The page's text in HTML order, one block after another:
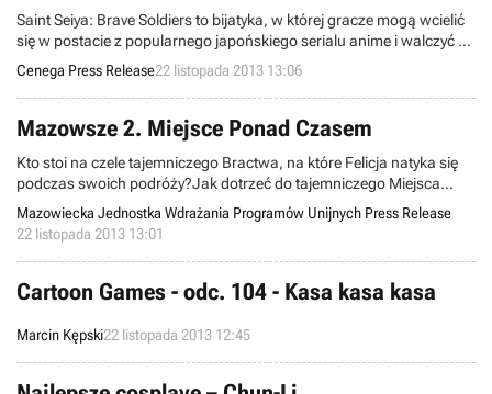
Saint Seiya: Brave Soldiers to bijatyka, w której gracze mogą wcielić
się w postacie z popularnego japońskiego serialu anime i walczyć w
pojedynkach 1-na-1 z najgroźniejszymi przeciwnikami uniwersum
Saint Seiya.
Cenega Press Release22 listopada 2013 13:06
Mazowsze 2. Miejsce Ponad Czasem
Kto stoi na czele tajemniczego Bractwa, na które Felicja natyka się
podczas swoich podróży?Jak dotrzeć do tajemniczego Miejsca
Ponad Czasem? I w końcu... gdzie podział się Janek Elektro?
Mazowiecka Jednostka Wdrażania Programów Unijnych Press Release
22 listopada 2013 13:01
Cartoon Games - odc. 104 - Kasa kasa kasa
Marcin Kępski22 listopada 2013 12:45